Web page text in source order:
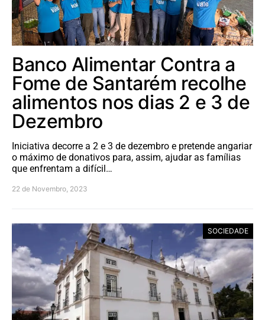
Banco Alimentar Contra a
Fome de Santarém recolhe
alimentos nos dias 2 e 3 de
Dezembro
Iniciativa decorre a 2 e 3 de dezembro e pretende angariar
o máximo de donativos para, assim, ajudar as famílias
que enfrentam a difícil…
22 de Novembro, 2023
SOCIEDADE